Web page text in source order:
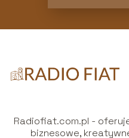
Radiofiat.com.pl -
biznesowe,